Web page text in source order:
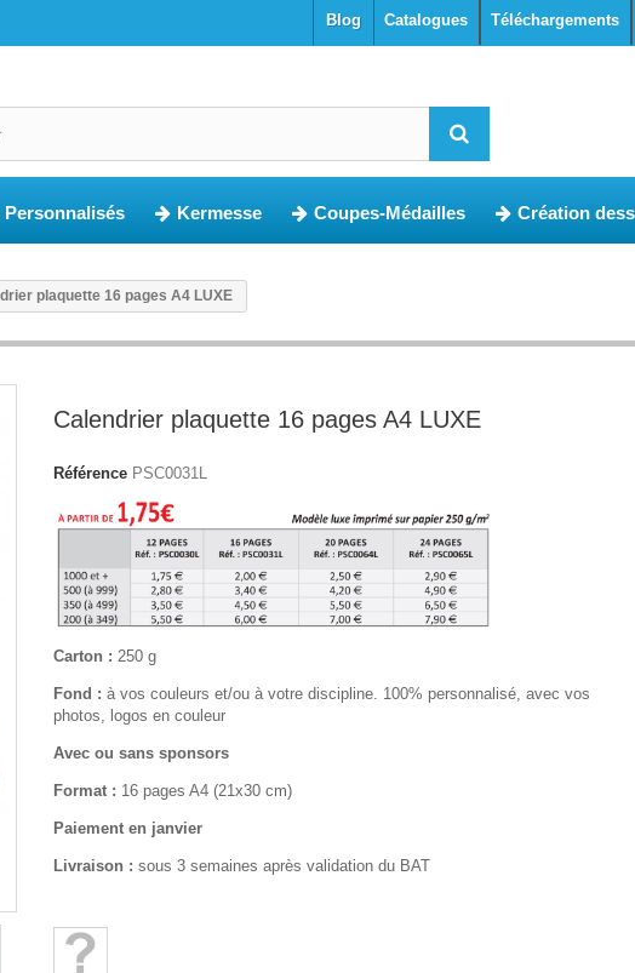
Téléchargements
Catalogues
blog
Personnalisés Kermesse Coupes-Médailles Création
plaquette 16 pages A4 LUXE
Calendrier plaquette 16 pages A4 LUXE
Référence PSC0031L
Carton : 250 g
Fond : à vos couleurs et/ou à votre discipline. 100% personnalisé, avec vos
photos, logos en couleur
Avec ou sans sponsors
Format : 16 pages A4 (21x30 cm)
Paiement en janvier
Livraison : sous 3 semaines après validation du BAT